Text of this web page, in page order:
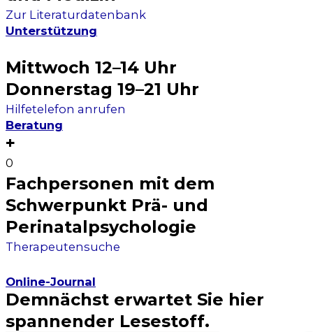
Zur Lite­ra­tur­da­ten­bank
Unterstützung
Mittwoch 12–14 Uhr
Donnerstag 19–21 Uhr
Hil­fe­te­le­fon anru­fen
Beratung
+
0
Fachpersonen mit dem
Schwerpunkt Prä- und
Perinatalpsychologie
The­ra­peu­ten­su­che
Online-Journal
Demnächst erwartet Sie hier
spannender Lesestoff.